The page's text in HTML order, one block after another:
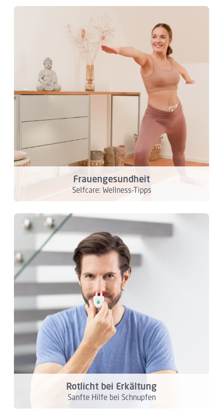
Frauengesundheit
Selfcare: Wellness-Tipps
Rotlicht bei Erkältung
Sanfte Hilfe bei Schnupfen